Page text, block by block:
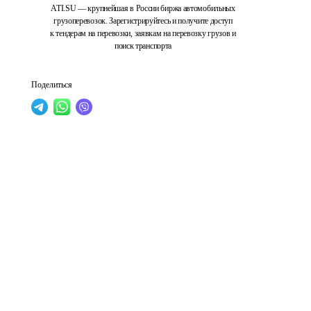
ATI.SU — крупнейшая в России биржа автомобильных
грузоперевозок. Зарегистрируйтесь и получите доступ
к тендерам на перевозки, заявкам на перевозку грузов и
поиск транспорта
Поделиться